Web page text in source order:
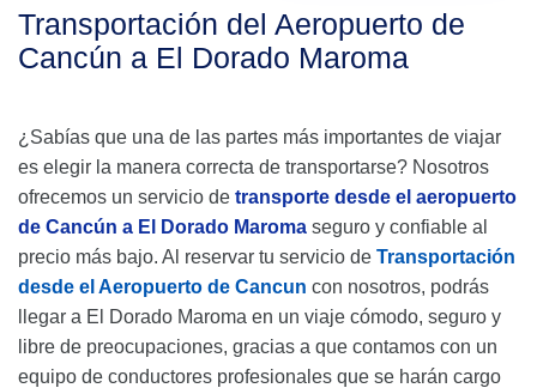
Transportación del Aeropuerto de
Cancún a El Dorado Maroma
¿Sabías que una de las partes más importantes de viajar
es elegir la manera correcta de transportarse? Nosotros
ofrecemos un servicio de transporte desde el aeropuerto
de Cancún a El Dorado Maroma seguro y confiable al
precio más bajo. Al reservar tu servicio de Transportación
desde el Aeropuerto de Cancun con nosotros, podrás
llegar a El Dorado Maroma en un viaje cómodo, seguro y
libre de preocupaciones, gracias a que contamos con un
equipo de conductores profesionales que se harán cargo